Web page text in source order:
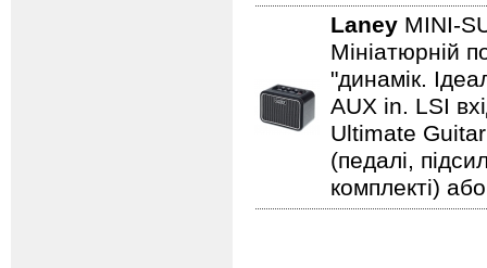
Laney MINI-
Мініатюрній
"динамік.
AUX in. LSI
Ultimate Guitar
(педалі,
комплекті)